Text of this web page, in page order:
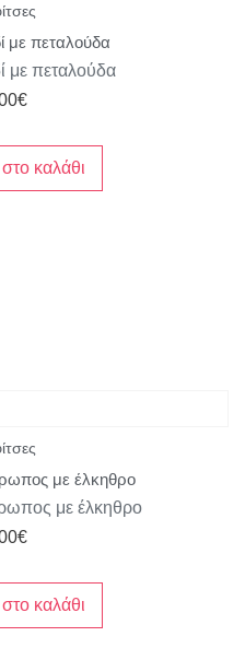
με πεταλούδα
με πεταλούδα
€
καλάθι
με έλκηθρο
με έλκηθρο
€
καλάθι